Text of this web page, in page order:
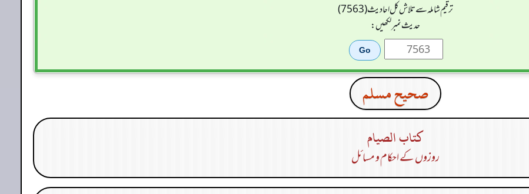
ترقیم شاملہ سے تلاش کل احادیث (7563)
حدیث نمبر لکھیں:
صحيح مسلم
كتاب الصيام
روزوں کے احکام و مسائل